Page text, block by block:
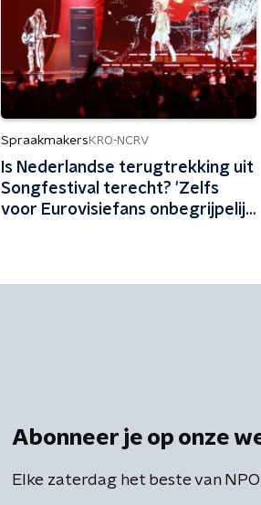
Spraakmakers KRO-NCRV
Is Nederlandse terugtrekking uit
Songfestival terecht? 'Zelfs
voor Eurovisiefans onbegrijpelijk
Abonneer je op onze
Elke zaterdag het beste van